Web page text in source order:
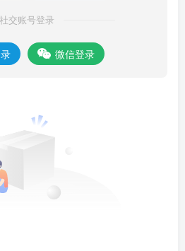
社交账号登录
微信登录